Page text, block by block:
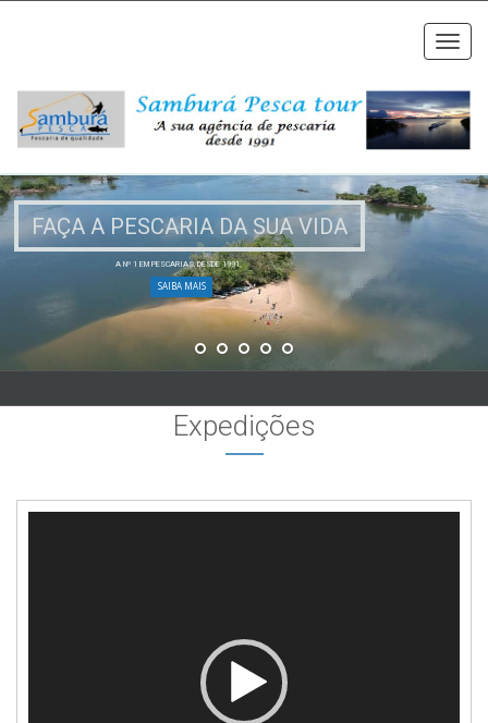
FAÇA A PESCARIA DA SUA VIDA
A Nº 1 EM PESCARIAS, DESDE 1991.
SAIBA MAIS
Expedições